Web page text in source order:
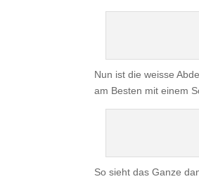
Nun ist die weisse
am Besten mit einem
So sieht das Ganze